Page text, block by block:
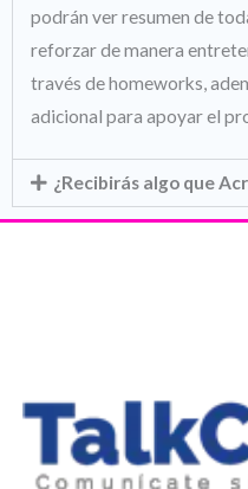
podrán ver resumen de
reforzar de manera
través de homeworks,
adicional para apoyar el
¿Recibirás algo que